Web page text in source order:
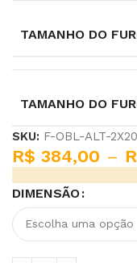
TAMANHO DO
TAMANHO DO
SKU: F-OBL-ALT-
R$ 384,00 –
DIMENSÃO